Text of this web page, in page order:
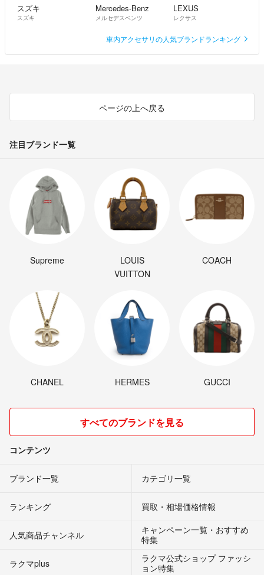
スズキ
スズキ
Mercedes-Benz
メルセデスベンツ
LEXUS
レクサス
車内アクセサリの人気ブランドランキング
ページの上へ戻る
注目ブランド一覧
Supreme
LOUIS
VUITTON
COACH
CHANEL HERMES GUCCI
すべてのブランドを見る
コンテンツ
ブランド一覧 カテゴリ一覧
ランキング 買取・相場価格情報
人気商品チャンネル
キャンペーン一覧・おすすめ
特集
ラクマplus
ラクマ公式ショップ ファッシ
ョン特集